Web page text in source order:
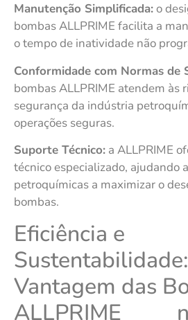
Manutenção Simplificada:o
bombas ALLPRIME facilita a
o tempo de inatividade não
Conformidade com Normas de
bombas ALLPRIME atendem às
segurança da indústria
operações seguras.
Suporte Técnico: a ALLPRIME
técnico especializado, ajudando
petroquímicas a maximizar o
bombas.
Eficiência e
Vantagem das
ALLPRIME